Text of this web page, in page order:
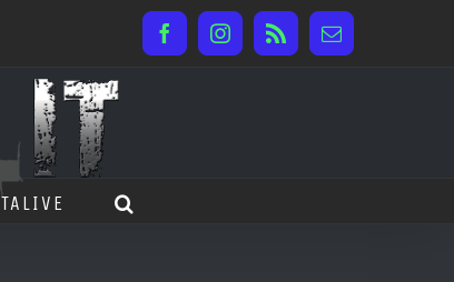
FacebookInstagram
Rss Email